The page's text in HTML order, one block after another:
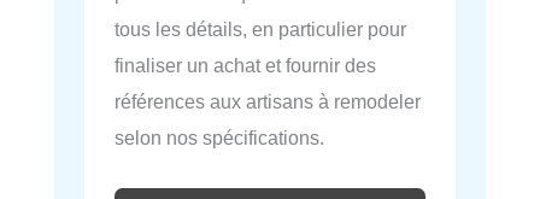
tous les détails, en particulier pour
finaliser un achat et fournir des
références aux artisans à remodeler
selon nos spécifications.